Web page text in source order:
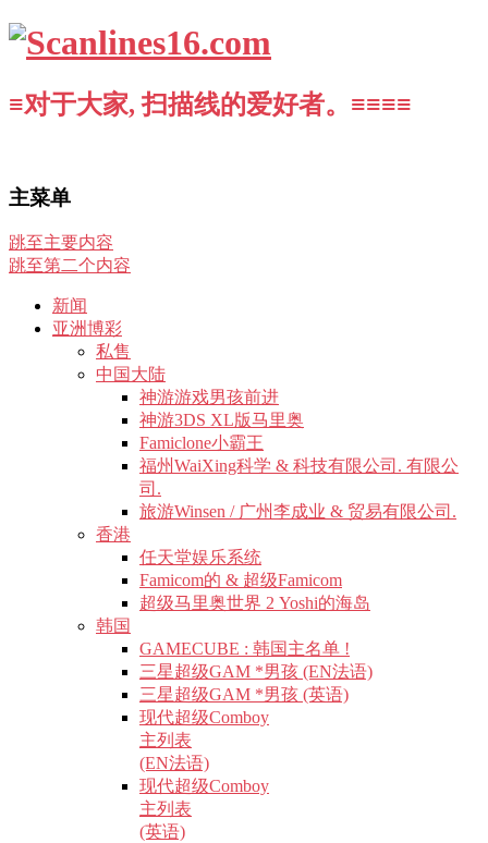
≡对于大家, 扫描线的爱好者。≡≡≡≡
主菜单
跳至主要内容
跳至第二个内容
新闻
亚洲博彩
私售
中国大陆
神游游戏男孩前进
神游3DS XL版马里奥
Famiclone小霸王
福州WaiXing科学 & 科技有限公司. 有限公
司.
旅游Winsen / 广州李成业 & 贸易有限公司.
香港
任天堂娱乐系统
Famicom的 & 超级Famicom
超级马里奥世界 2 Yoshi的海岛
韩国
GAMECUBE : 韩国主名单 !
三星超级GAM *男孩 (EN法语)
三星超级GAM *男孩 (英语)
现代超级Comboy
主列表
(EN法语)
现代超级Comboy
主列表
(英语)